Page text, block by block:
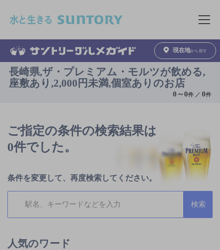
メニュ
現在地から探す
長崎県,ザ・プレミアム・モルツが飲める,
座敷あり,2,000円未満,個室ありのお店
0 ～0件 ／0件
ご指定の条件の検索結果は
0件でした。
条件を変更して、再度検索してください。
人気のワード